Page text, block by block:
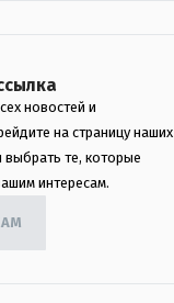
новостей и
на страницу наших
те, которые
интересам.